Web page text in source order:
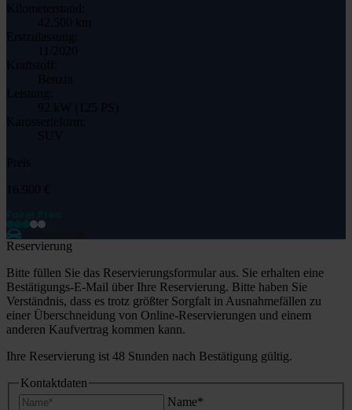
Kilometerstand:
42.500 km
Erstzulassung:
11/2020
Kraftstoff:
Benzin
Leistung:
92 kW (125 PS)
Karosserieform:
SUV
Preis
16.900 €
Reservierung
Bitte füllen Sie das Reservierungsformular aus. Sie erhalten eine
Bestätigungs-E-Mail über Ihre Reservierung. Bitte haben Sie
Verständnis, dass es trotz größter Sorgfalt in Ausnahmefällen zu
einer Überschneidung von Online-Reservierungen und einem
anderen Kaufvertrag kommen kann.
Ihre Reservierung ist 48 Stunden nach Bestätigung gültig.
Kontaktdaten
Name*